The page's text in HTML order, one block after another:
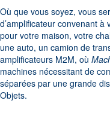
Où que vous soyez, vous
d’amplificateur convenant
pour votre maison, votre
une auto, un camion de
amplificateurs M2M, où
machines nécessitant de
séparées par une grande
Objets.